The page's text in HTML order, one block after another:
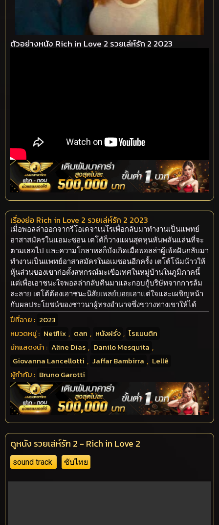
ตัวอย่างหนัง Rich in Love 2 รวยเล่ห์รัก 2 2023
เรื่องย่อ Rich in Love 2 รวยเล่ห์รัก 2 2023
เมื่อพอลล่าออกจากรีโอเดจาเนโรเพื่อกลับมาทำงานเป็นแพทย์
อาสาสมัครในแอมะซอน เตโต้ก็วางแผนสุดหุนหันพลันแล่นที่จะ
ตามเธอไป และความโกลาหลก็บังเกิดเมื่อพอลล่าผู้เพ้อฝันกลับมา
ทำงานเป็นแพทย์อาสาสมัครในอเมซอนอีกครั้ง เตโต้โน้มน้าวให้
หุ้นส่วนของเขาก่อตั้งสหกรณ์มะเขือเทศในหมู่บ้านในภูมิภาคนี้
แต่เพื่อเอาชนะใจพอลล่ากลับคืนมาและกอบกู้บริษัทจากการล้ม
ละลาย เตโต้ต้องเอาชนะนิสัยเพลย์บอยเอาแต่ใจและเผชิญหน้า
กับผลประโยชน์ของชาวนาผู้ทรงอำนาจซึ่งขวางทางเขาให้ได้
ปีที่ฉาย : 2023
หมวดหมู่ : Netflix , ตลก , หนังฝรั่ง , โรแมนติก
นักแสดงนำ : Aline Dias , Danilo Mesquita ,
Giovanna Lancellotti , Jaffar Bambirra , Lellê
ผู้กำกับ : Bruno Garotti
ดูหนัง รวยเล่ห์รัก 2 - Rich in Love 2
sound track ซับไทย